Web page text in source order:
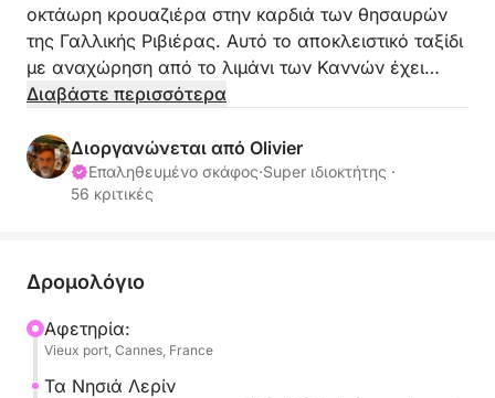
οκτάωρη κρουαζιέρα στην καρδιά των θησαυρών
της Γαλλικής Ριβιέρας. Αυτό το αποκλειστικό ταξίδι
με αναχώρηση από το λιμάνι των Καννών έχει
σχεδιαστεί για να προσφέρει εξαιρετική άνεση
ανακαλύψουν τη Ριβιέρα στην πιο μαγευτική της
μορφή. Το πλοίο μπορεί να φιλοξενήσει έως και
εννέα άτομα σε μια εκλεπτυσμένη και κομψή
θα σας μεταφέρει στα πιο εμβληματικά αξιοθέατα
της ακτογραμμής της Γαλλικής Ριβιέρας. Θα έχετε
το προνόμιο να εξερευνήσετε τα τιρκουάζ νερά
Διαβάστε περισσότερα
Διοργανώνεται από Olivier
Επαληθευμένο σκάφος·Super ιδιοκτήτης ·
56 κριτικές
Δρομολόγιο
Αφετηρία:
Vieux port, Cannes, France
Τα Νησιά Λερίν